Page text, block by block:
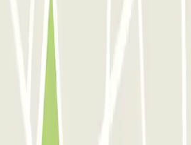
1 Parcheggio Malpensa